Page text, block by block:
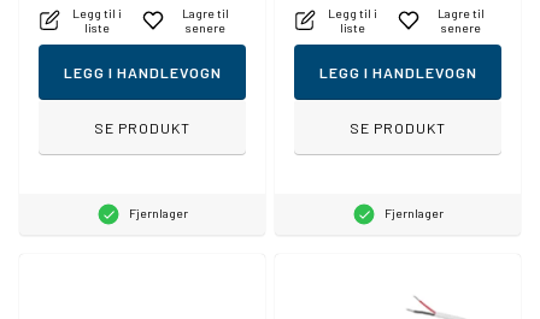
Legg til i
liste
Lagre til
senere
LEGG I HANDLEVOGN
SE PRODUKT
Fjernlager
Legg til i
liste
Lagre til
senere
LEGG I HANDLEVOGN
SE PRODUKT
Fjernlager